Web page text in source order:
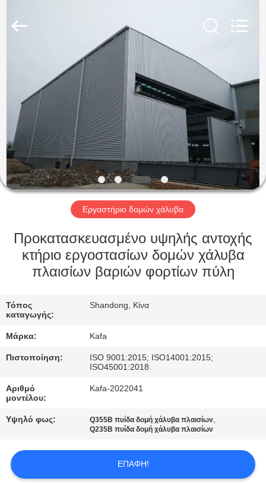
ΠΡΟΪΌΝΤΑ
ΒΊΝΤΕΟ
ΕΚΠΟΜΠΉ
VR
ΣΧΕΤΙΚΆ
ΜΕ
ΕΜΆΣ
ΞΕΝΆΓΗΣΗ
ΣΤΟ
ΈΛΕΓΧΟΣ
ΠΟΙΌΤΗΤΑΣ
ΜΑΖΊ
Ltd..
Εργαστήριο δομών χάλυβα
Προκατασκευασμένο υψηλής αντοχής
κτήριο εργοστασίων δομών χάλυβα
πλαισίων βαριών φορτίων πύλη
Τόπος
καταγωγής:
Shandong, Κίνα
Μάρκα: Kafa
Πιστοποίηση:
ISO 9001:2015; ISO14001:2015;
ISO45001:2018
Αριθμό
μοντέλου:
Kafa-2022041
Υψηλό φως: Q355B πυίδα δομή χάλυβα πλαισίων,
Q235B πυίδα δομή χάλυβα πλαισίων
ΕΠΑΦΉ!